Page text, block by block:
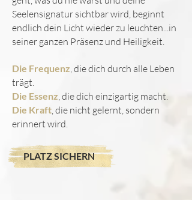
Seelensignatur sichtbar wird, beginnt
endlich dein Licht wieder zu leuchten...in
seiner ganzen Präsenz und Heiligkeit.
Die Frequenz, die dich durch alle Leben
trägt.
Die Essenz, die dich einzigartig macht.
Die Kraft, die nicht gelernt, sondern
erinnert wird.
PLATZ SICHERN